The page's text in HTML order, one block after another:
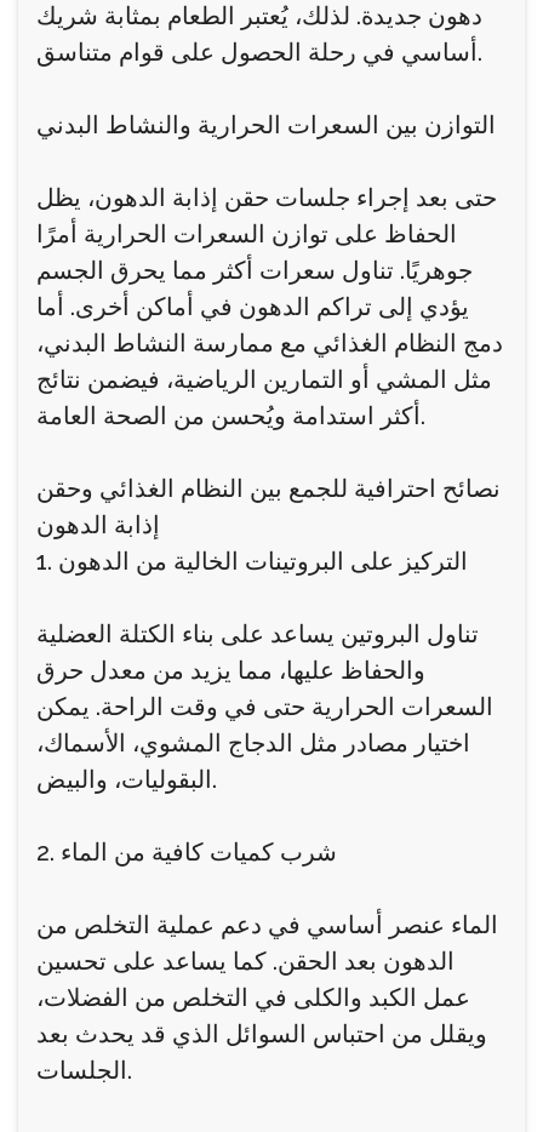
دهون جديدة. لذلك، يُعتبر الطعام بمثابة شريك
أساسي في رحلة الحصول على قوام متناسق.
التوازن بين السعرات الحرارية والنشاط البدني
حتى بعد إجراء جلسات حقن إذابة الدهون، يظل
الحفاظ على توازن السعرات الحرارية أمرًا
جوهريًا. تناول سعرات أكثر مما يحرق الجسم
يؤدي إلى تراكم الدهون في أماكن أخرى. أما
دمج النظام الغذائي مع ممارسة النشاط البدني،
مثل المشي أو التمارين الرياضية، فيضمن نتائج
أكثر استدامة ويُحسن من الصحة العامة.
نصائح احترافية للجمع بين النظام الغذائي وحقن
إذابة الدهون
1. التركيز على البروتينات الخالية من الدهون
تناول البروتين يساعد على بناء الكتلة العضلية
والحفاظ عليها، مما يزيد من معدل حرق
السعرات الحرارية حتى في وقت الراحة. يمكن
اختيار مصادر مثل الدجاج المشوي، الأسماك،
البقوليات، والبيض.
2. شرب كميات كافية من الماء
الماء عنصر أساسي في دعم عملية التخلص من
الدهون بعد الحقن. كما يساعد على تحسين
عمل الكبد والكلى في التخلص من الفضلات،
ويقلل من احتباس السوائل الذي قد يحدث بعد
الجلسات.